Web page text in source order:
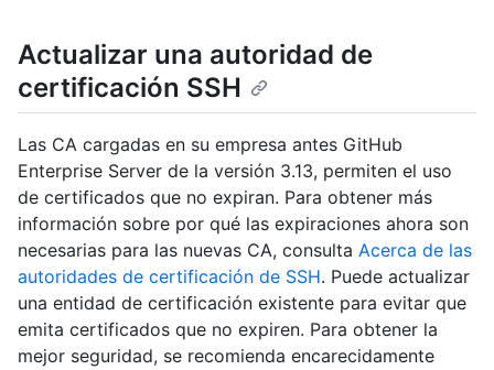
Actualizar una autoridad de
certificación SSH
Las CA cargadas en su empresa antes GitHub
Enterprise Server de la versión 3.13, permiten el uso
de certificados que no expiran. Para obtener más
información sobre por qué las expiraciones ahora son
necesarias para las nuevas CA, consulta Acerca de las
autoridades de certificación de SSH. Puede actualizar
una entidad de certificación existente para evitar que
emita certificados que no expiren. Para obtener la
mejor seguridad, se recomienda encarecidamente